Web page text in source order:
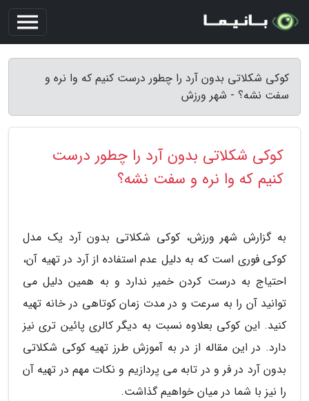
کوکی شکلاتی بدون آرد را چطور درست کنیم که وا نره و
سفت نشه؟ - شهر ورزش
کوکی شکلاتی بدون آرد را چطور درست
کنیم که وا نره و سفت نشه؟
به گزارش شهر ورزش، کوکی شکلاتی بدون آرد یک مدل
کوکی فوری است که به دلیل عدم استفاده از آرد در تهیه آن،
احتیاج به درست کردن خمیر ندارد و به همین دلیل می
توانید آن را به سرعت و در مدت زمان کوتاهی در خانه تهیه
کنید. این کوکی بعلاوه نسبت به دیگر کالری پائین تری نیز
دارد. در این مقاله از در به آموزش طرز تهیه کوکی شکلاتی
بدون آرد در فر و در تابه می پردازیم و نکات مهم در تهیه آن
را نیز با شما در میان خواهیم گذاشت.